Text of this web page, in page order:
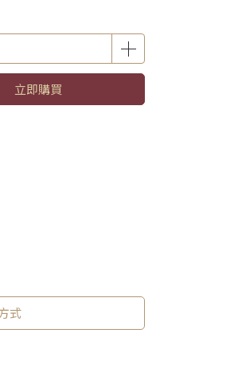
立即購買
式